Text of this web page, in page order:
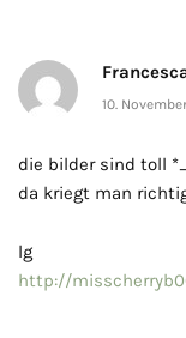
10.
die bilder sind toll
da kriegt man
lg
http://